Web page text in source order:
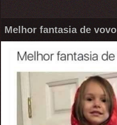
Melhor fantasia de vovo